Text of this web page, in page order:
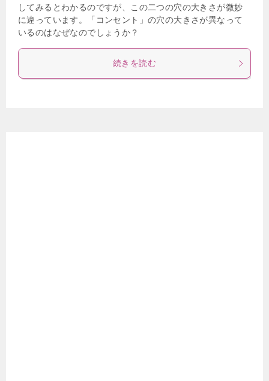
してみるとわかるのですが、この二つの穴の大きさが微妙
に違っています。「コンセント」の穴の大きさが異なって
いるのはなぜなのでしょうか？
続きを読む